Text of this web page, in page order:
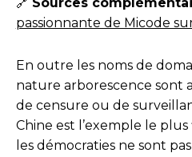
🔗 Sources
passionnante de Micode
En outre les noms de
nature arborescence sont
de censure ou de
Chine est l’exemple le
les démocraties ne sont